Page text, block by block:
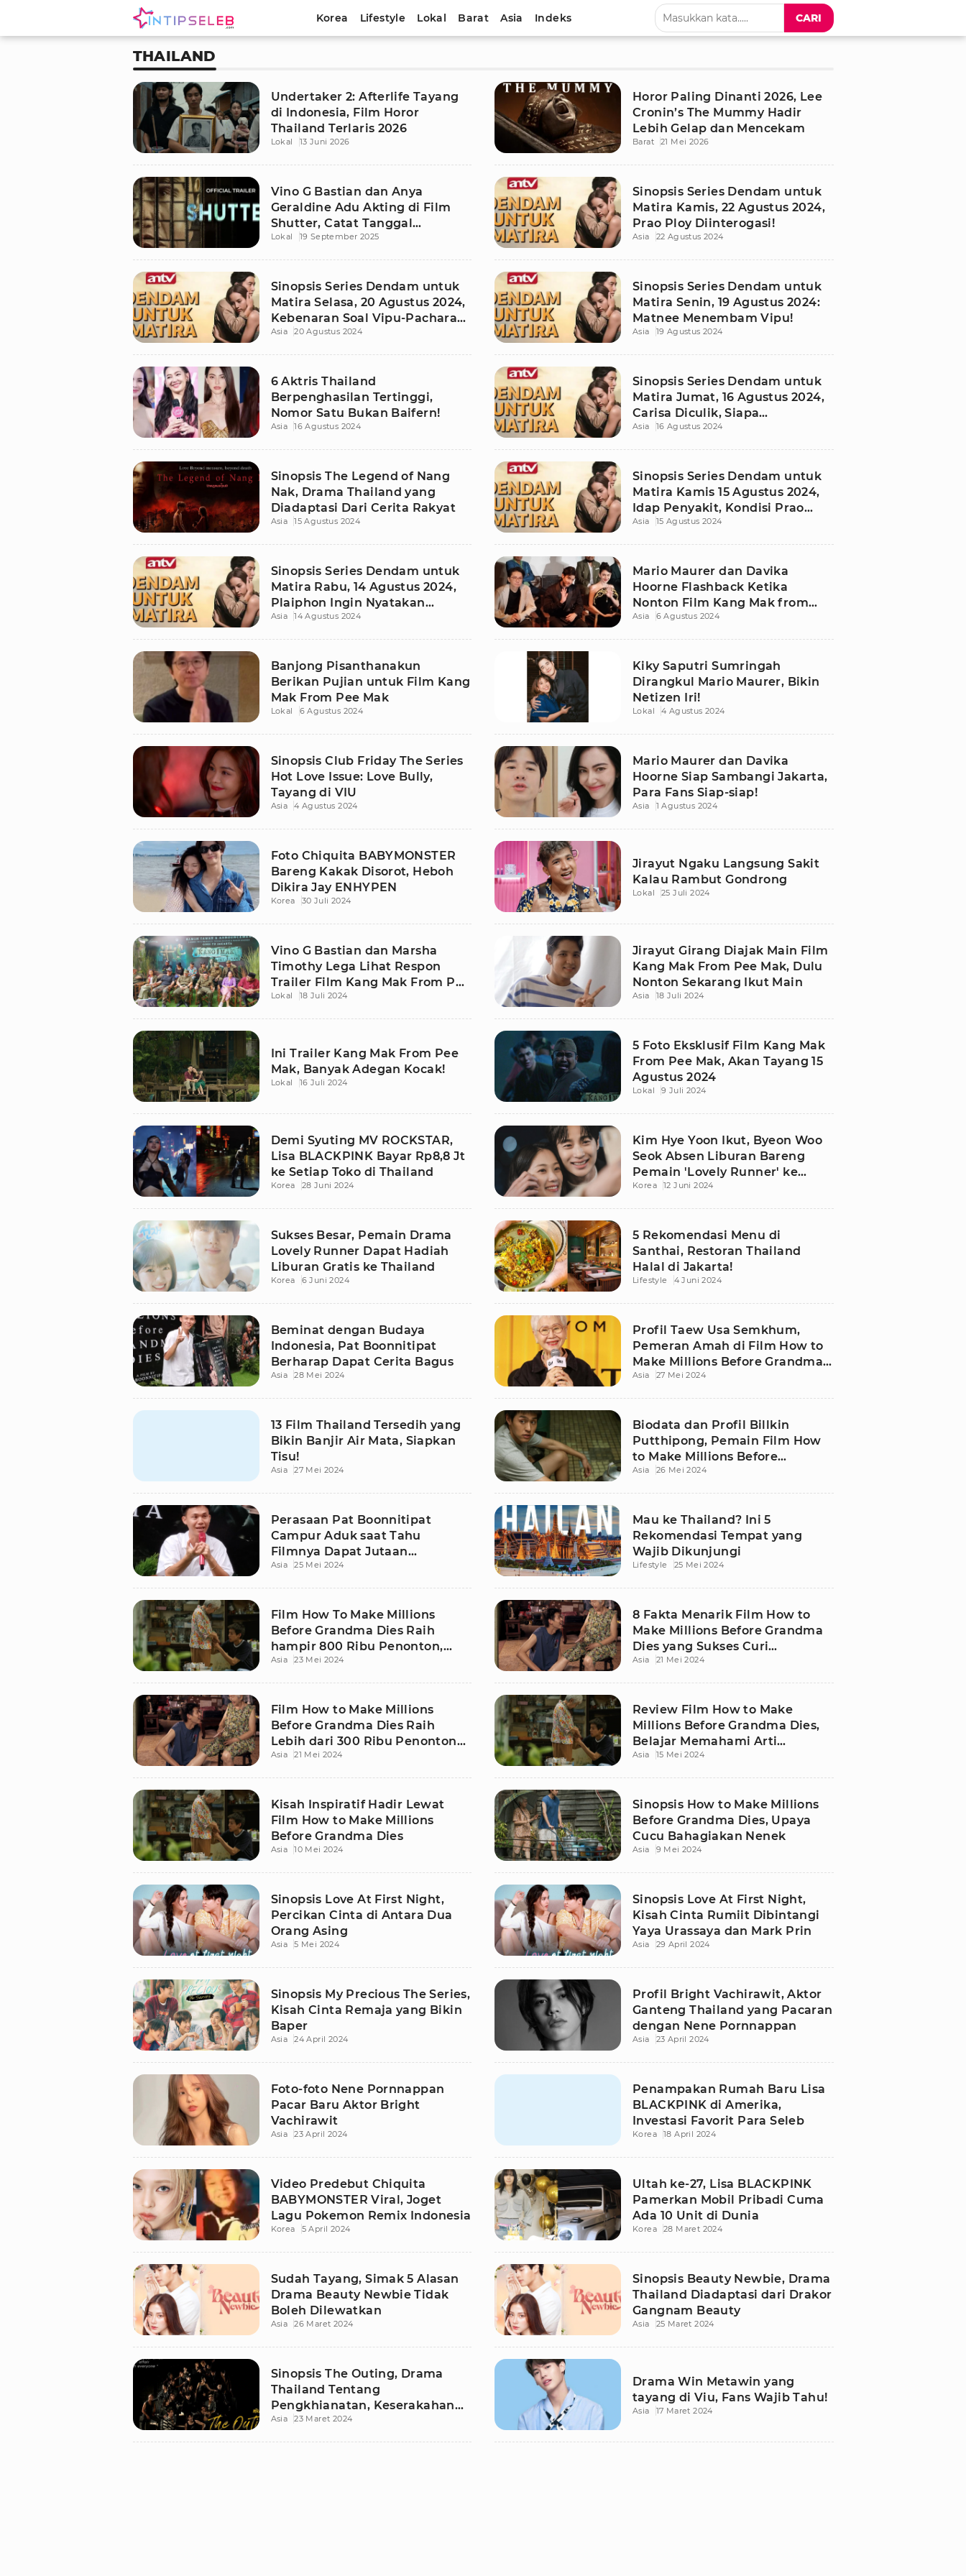
Korea Lifestyle Lokal Barat Asia Indeks CARI
THAILAND
Undertaker 2: Afterlife Tayang
di Indonesia, Film Horor
Thailand Terlaris 2026
Lokal 13 Juni 2026
Horor Paling Dinanti 2026, Lee
Cronin’s The Mummy Hadir
Lebih Gelap dan Mencekam
Barat 21 Mei 2026
Vino G Bastian dan Anya
Geraldine Adu Akting di Film
Shutter, Catat Tanggal
Tayangnya!
Lokal 19 September 2025
Sinopsis Series Dendam untuk
Matira Kamis, 22 Agustus 2024,
Prao Ploy Diinterogasi!
Asia 22 Agustus 2024
Sinopsis Series Dendam untuk
Matira Selasa, 20 Agustus 2024,
Kebenaran Soal Vipu-Pachara
Terungkap!
Asia 20 Agustus 2024
Sinopsis Series Dendam untuk
Matira Senin, 19 Agustus 2024:
Matnee Menembam Vipu!
Asia 19 Agustus 2024
6 Aktris Thailand
Berpenghasilan Tertinggi,
Nomor Satu Bukan Baifern!
Asia 16 Agustus 2024
Sinopsis Series Dendam untuk
Matira Jumat, 16 Agustus 2024,
Carisa Diculik, Siapa
Dalangnya?
Asia 16 Agustus 2024
Sinopsis The Legend of Nang
Nak, Drama Thailand yang
Diadaptasi Dari Cerita Rakyat
Asia 15 Agustus 2024
Sinopsis Series Dendam untuk
Matira Kamis 15 Agustus 2024,
Idap Penyakit, Kondisi Prao
Ploy Memburuk
Asia 15 Agustus 2024
Sinopsis Series Dendam untuk
Matira Rabu, 14 Agustus 2024,
Plaiphon Ingin Nyatakan
Perasaan ke Wanda
Asia 14 Agustus 2024
Mario Maurer dan Davika
Hoorne Flashback Ketika
Nonton Film Kang Mak from
Pee Mak
Asia 6 Agustus 2024
Banjong Pisanthanakun
Berikan Pujian untuk Film Kang
Mak From Pee Mak
Lokal 6 Agustus 2024
Kiky Saputri Sumringah
Dirangkul Mario Maurer, Bikin
Netizen Iri!
Lokal 4 Agustus 2024
Sinopsis Club Friday The Series
Hot Love Issue: Love Bully,
Tayang di VIU
Asia 4 Agustus 2024
Mario Maurer dan Davika
Hoorne Siap Sambangi Jakarta,
Para Fans Siap-siap!
Asia 1 Agustus 2024
Foto Chiquita BABYMONSTER
Bareng Kakak Disorot, Heboh
Dikira Jay ENHYPEN
Korea 30 Juli 2024
Jirayut Ngaku Langsung Sakit
Kalau Rambut Gondrong
Lokal 25 Juli 2024
Vino G Bastian dan Marsha
Timothy Lega Lihat Respon
Trailer Film Kang Mak From Pee
Mak
Lokal 18 Juli 2024
Jirayut Girang Diajak Main Film
Kang Mak From Pee Mak, Dulu
Nonton Sekarang Ikut Main
Asia 18 Juli 2024
Ini Trailer Kang Mak From Pee
Mak, Banyak Adegan Kocak!
Lokal 16 Juli 2024
5 Foto Eksklusif Film Kang Mak
From Pee Mak, Akan Tayang 15
Agustus 2024
Lokal 9 Juli 2024
Demi Syuting MV ROCKSTAR,
Lisa BLACKPINK Bayar Rp8,8 Jt
ke Setiap Toko di Thailand
Korea 28 Juni 2024
Kim Hye Yoon Ikut, Byeon Woo
Seok Absen Liburan Bareng
Pemain 'Lovely Runner' ke
Thailand
Korea 12 Juni 2024
Sukses Besar, Pemain Drama
Lovely Runner Dapat Hadiah
Liburan Gratis ke Thailand
Korea 6 Juni 2024
5 Rekomendasi Menu di
Santhai, Restoran Thailand
Halal di Jakarta!
Lifestyle 4 Juni 2024
Beminat dengan Budaya
Indonesia, Pat Boonnitipat
Berharap Dapat Cerita Bagus
Asia 28 Mei 2024
Profil Taew Usa Semkhum,
Pemeran Amah di Film How to
Make Millions Before Grandma
Dies
Asia 27 Mei 2024
13 Film Thailand Tersedih yang
Bikin Banjir Air Mata, Siapkan
Tisu!
Asia 27 Mei 2024
Biodata dan Profil Billkin
Putthipong, Pemain Film How
to Make Millions Before
Grandma Dies
Asia 26 Mei 2024
Perasaan Pat Boonnitipat
Campur Aduk saat Tahu
Filmnya Dapat Jutaan
Penonton di Indonesia
Asia 25 Mei 2024
Mau ke Thailand? Ini 5
Rekomendasi Tempat yang
Wajib Dikunjungi
Lifestyle 25 Mei 2024
Film How To Make Millions
Before Grandma Dies Raih
hampir 800 Ribu Penonton,
Para Pemain Bahagia
Asia 23 Mei 2024
8 Fakta Menarik Film How to
Make Millions Before Grandma
Dies yang Sukses Curi
Perhatian Penonton!
Asia 21 Mei 2024
Film How to Make Millions
Before Grandma Dies Raih
Lebih dari 300 Ribu Penonton
di Hari ke-5
Asia 21 Mei 2024
Review Film How to Make
Millions Before Grandma Dies,
Belajar Memahami Arti
Keluarga
Asia 15 Mei 2024
Kisah Inspiratif Hadir Lewat
Film How to Make Millions
Before Grandma Dies
Asia 10 Mei 2024
Sinopsis How to Make Millions
Before Grandma Dies, Upaya
Cucu Bahagiakan Nenek
Asia 9 Mei 2024
Sinopsis Love At First Night,
Percikan Cinta di Antara Dua
Orang Asing
Asia 5 Mei 2024
Sinopsis Love At First Night,
Kisah Cinta Rumiit Dibintangi
Yaya Urassaya dan Mark Prin
Asia 29 April 2024
Sinopsis My Precious The Series,
Kisah Cinta Remaja yang Bikin
Baper
Asia 24 April 2024
Profil Bright Vachirawit, Aktor
Ganteng Thailand yang Pacaran
dengan Nene Pornnappan
Asia 23 April 2024
Foto-foto Nene Pornnappan
Pacar Baru Aktor Bright
Vachirawit
Asia 23 April 2024
Penampakan Rumah Baru Lisa
BLACKPINK di Amerika,
Investasi Favorit Para Seleb
Korea 18 April 2024
Video Predebut Chiquita
BABYMONSTER Viral, Joget
Lagu Pokemon Remix Indonesia
Korea 5 April 2024
Ultah ke-27, Lisa BLACKPINK
Pamerkan Mobil Pribadi Cuma
Ada 10 Unit di Dunia
Korea 28 Maret 2024
Sudah Tayang, Simak 5 Alasan
Drama Beauty Newbie Tidak
Boleh Dilewatkan
Asia 26 Maret 2024
Sinopsis Beauty Newbie, Drama
Thailand Diadaptasi dari Drakor
Gangnam Beauty
Asia 25 Maret 2024
Sinopsis The Outing, Drama
Thailand Tentang
Pengkhianatan, Keserakahan
dan Kecemburuan
Asia 23 Maret 2024
Drama Win Metawin yang
tayang di Viu, Fans Wajib Tahu!
Asia 17 Maret 2024